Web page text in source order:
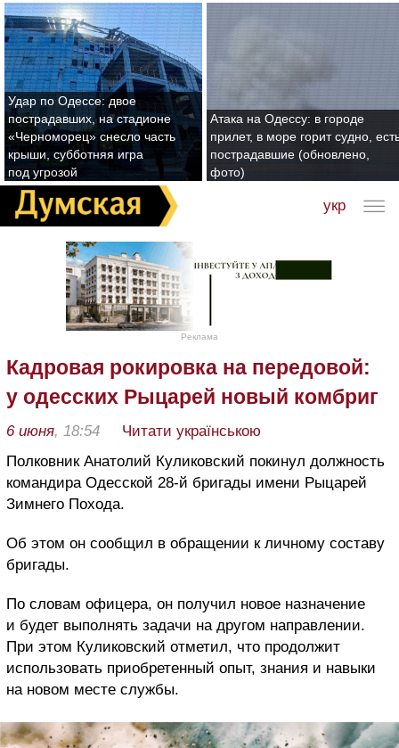
Удар по Одессе: двое
пострадавших, на стадионе
«Черноморец» снесло часть
крыши, субботняя игра
под угрозой
Атака на Одессу: в городе
прилет, в море горит судно,
пострадавшие (обновлено,
фото)
укр
Реклама
Кадровая рокировка на передовой:
у одесских Рыцарей новый комбриг
6 июня, 18:54
Читати українською
Полковник Анатолий Куликовский покинул должность
командира Одесской 28-й бригады имени Рыцарей
Зимнего Похода.
Об этом он сообщил в обращении к личному составу
бригады.
По словам офицера, он получил новое назначение
и будет выполнять задачи на другом направлении.
При этом Куликовский отметил, что продолжит
использовать приобретенный опыт, знания и навыки
на новом месте службы.